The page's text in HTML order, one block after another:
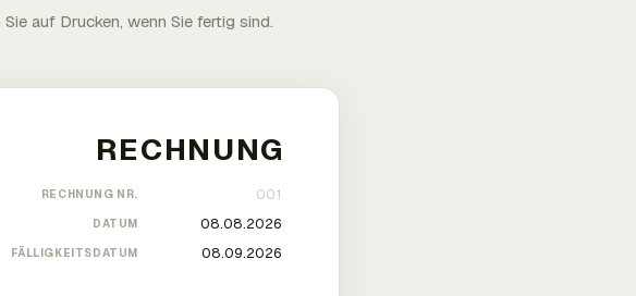
auf Drucken, wenn Sie fertig sind.
RECHNUNG NR.
DATUM
FÄLLIGKEITSDATUM